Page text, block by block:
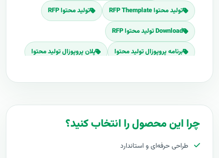
تولید محتوا RFP Themplate تولید محتوا RFP
Download تولید محتوا RFP
برنامه پروپوزال تولید محتوا پلان پروپوزال تولید محتوا
چرا این محصول را انتخاب کنید؟
طراحی حرفه‌ای و استاندارد